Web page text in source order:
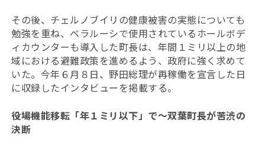
その後、チェルノブイリの健康被害の実態についても
勉強を重ね、ベラルーシで使用されているホールボデ
ィカウンターも導入した町長は、年間１ミリ以上の地
域における避難政策を進めるよう、政府に強く求めて
いた。今年６月８日、野田総理が再稼働を宣言した日
に収録したインタビューを掲載する。
役場機能移転「年１ミリ以下」で〜双葉町長が苦渋の
決断